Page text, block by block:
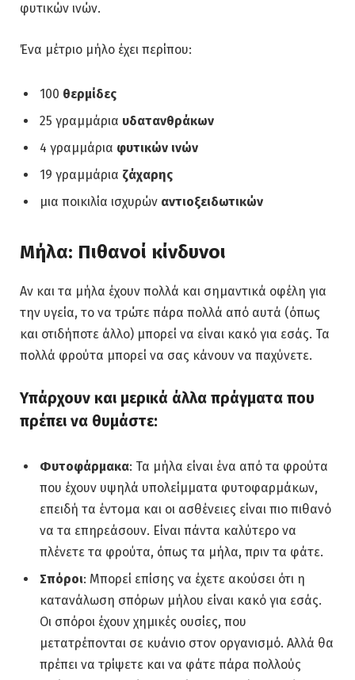
φυτικών ινών.
Ένα μέτριο μήλο έχει περίπου:
100 θερμίδες
25 γραμμάρια υδατανθράκων
4 γραμμάρια φυτικών ινών
19 γραμμάρια ζάχαρης
μια ποικιλία ισχυρών αντιοξειδωτικών
Μήλα: Πιθανοί κίνδυνοι
Αν και τα μήλα έχουν πολλά και σημαντικά οφέλη για
την υγεία, το να τρώτε πάρα πολλά από αυτά (όπως
και οτιδήποτε άλλο) μπορεί να είναι κακό για εσάς. Τα
πολλά φρούτα μπορεί να σας κάνουν να παχύνετε.
Υπάρχουν και μερικά άλλα πράγματα που
πρέπει να θυμάστε:
Φυτοφάρμακα: Τα μήλα είναι ένα από τα φρούτα
που έχουν υψηλά υπολείμματα φυτοφαρμάκων,
επειδή τα έντομα και οι ασθένειες είναι πιο πιθανό
να τα επηρεάσουν. Είναι πάντα καλύτερο να
πλένετε τα φρούτα, όπως τα μήλα, πριν τα φάτε.
Σπόροι: Μπορεί επίσης να έχετε ακούσει ότι η
κατανάλωση σπόρων μήλου είναι κακό για εσάς.
Οι σπόροι έχουν χημικές ουσίες, που
μετατρέπονται σε κυάνιο στον οργανισμό. Αλλά θα
πρέπει να τρίψετε και να φάτε πάρα πολλούς